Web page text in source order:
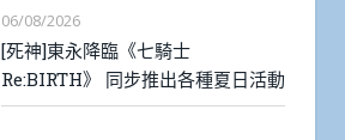
06/08/2026
[死神]東永降臨《七騎士
Re:BIRTH》 同步推出各種夏日活動